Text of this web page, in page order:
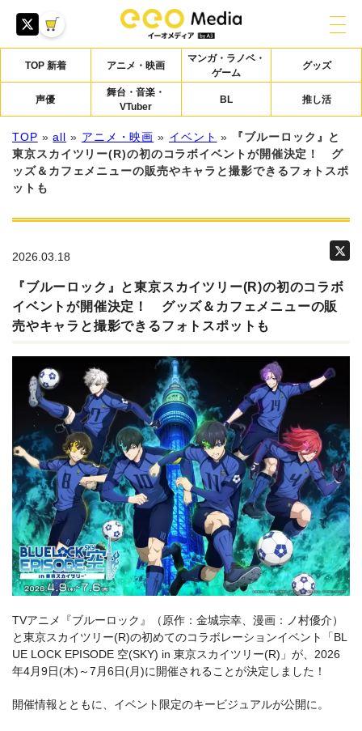
TOP 新着 アニメ・映画
マンガ・ラノベ・
ゲーム
グッズ
声優
舞台・音楽・
VTuber
BL 推し活
TOP »all » アニメ・映画 » イベント »
『ブルーロック』と
東京スカイツリー(R)の初のコラボイベントが開催決定！ グ
ッズ＆カフェメニューの販売やキャラと撮影できるフォトスポ
ットも
2026.03.18
『ブルーロック』と東京スカイツリー(R)の初のコラボ
イベントが開催決定！ グッズ＆カフェメニューの販
売やキャラと撮影できるフォトスポットも
TVアニメ『ブルーロック』（原作：金城宗幸、漫画：ノ村優介）
と東京スカイツリー(R)の初めてのコラボレーションイベント「BL
UE LOCK EPISODE 空(SKY) in 東京スカイツリー(R)」が、2026
年4月9日(木)～7月6日(月)に開催されることが決定しました！
開催情報とともに、イベント限定のキービジュアルが公開に。